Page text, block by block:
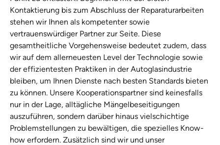
Kontaktierung bis zum Abschluss der Reparaturarbeiten
stehen wir Ihnen als kompetenter sowie
vertrauenswürdiger Partner zur Seite. Diese
gesamtheitliche Vorgehensweise bedeutet zudem, dass
wir auf dem allerneuesten Level der Technologie sowie
der effizientesten Praktiken in der Autoglasindustrie
bleiben, um Ihnen Dienste nach besten Standards bieten
zu können. Unsere Kooperationspartner sind keinesfalls
nur in der Lage, alltägliche Mängelbeseitigungen
auszuführen, sondern darüber hinaus vielschichtige
Problemstellungen zu bewältigen, die spezielles Know-
how erfordern. Zusätzlich sind wir und unser